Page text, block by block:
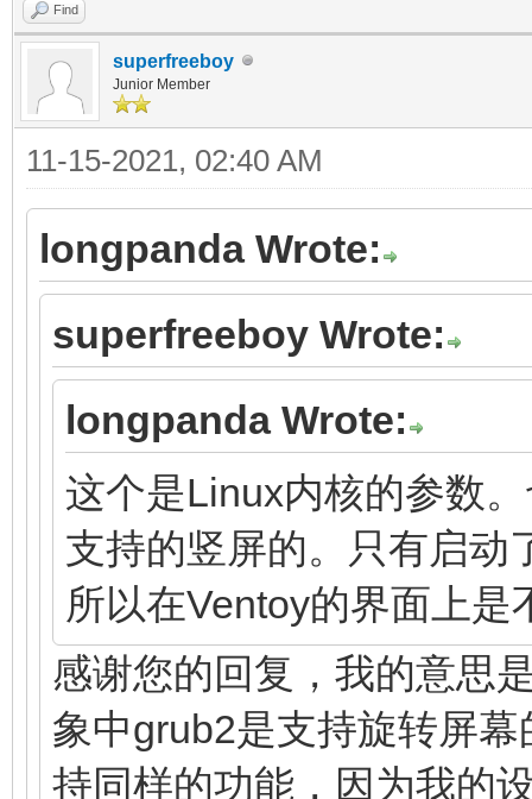
Find
superfreeboy
Junior Member
11-15-2021, 02:40 AM
longpanda Wrote:
superfreeboy Wrote:
longpanda Wrote:
这个是Linux内核的参数
支持的竖屏的。只有启动
所以在Ventoy的界面上是
感谢您的回复，我的意思
象中grub2是支持旋转屏
持同样的功能，因为我的